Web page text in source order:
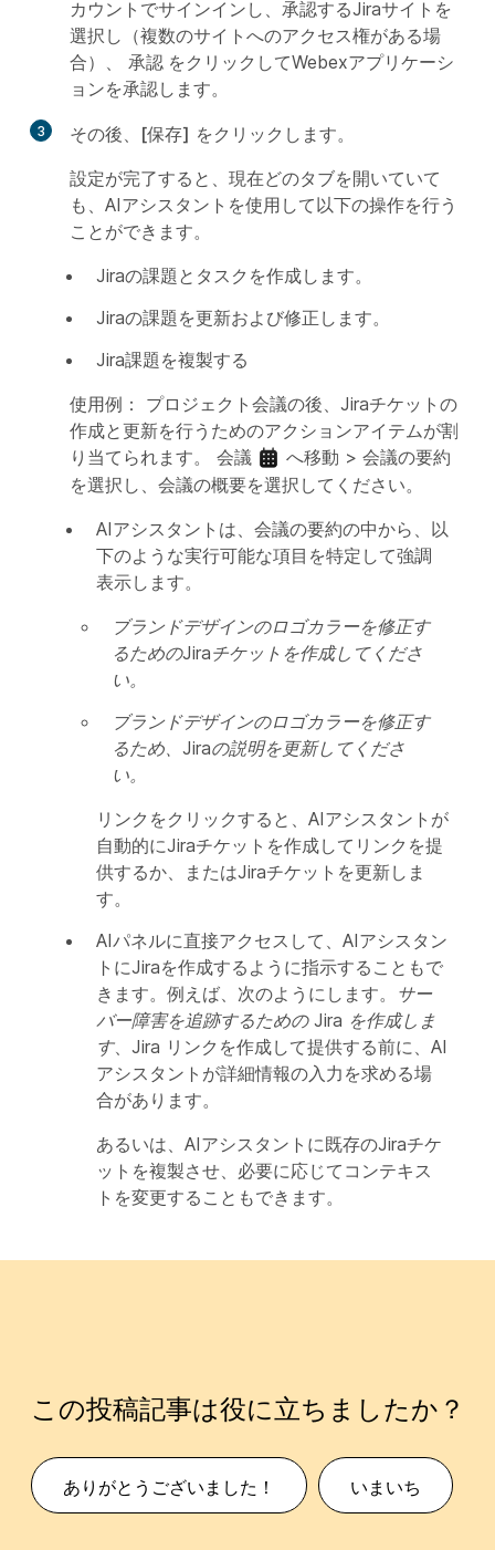
カウントでサインインし、承認するJiraサイトを
選択し（複数のサイトへのアクセス権がある場
合）、 承認 をクリックしてWebexアプリケーシ
ョンを承認します。
3 その後、 [保存] をクリックします。
設定が完了すると、現在どのタブを開いていて
も、AIアシスタントを使用して以下の操作を行う
ことができます。
Jiraの課題とタスクを作成します。
Jiraの課題を更新および修正します。
Jira課題を複製する
使用例：
プロジェクト会議の後、Jiraチケットの
作成と更新を行うためのアクションアイテムが割
り当てられます。 会議 へ移動 > 会議の要約
を選択し、会議の概要を選択してください。
AIアシスタントは、会議の要約の中から、以
下のような実行可能な項目を特定して強調
表示します。
ブランドデザインのロゴカラーを修正す
るためのJiraチケットを作成してくださ
い。
ブランドデザインのロゴカラーを修正す
るため、Jiraの説明を更新してくださ
い。
リンクをクリックすると、AIアシスタントが
自動的にJiraチケットを作成してリンクを提
供するか、またはJiraチケットを更新しま
す。
AIパネルに直接アクセスして、AIアシスタン
トにJiraを作成するように指示することもで
きます。例えば、次のようにします。 サー
バー障害を追跡するための Jira を作成しま
す、Jira リンクを作成して提供する前に、AI
アシスタントが詳細情報の入力を求める場
合があります。
あるいは、AIアシスタントに既存のJiraチケ
ットを複製させ、必要に応じてコンテキス
トを変更することもできます。
この投稿記事は役に立ちましたか？
ありがとうございました！ いまいち